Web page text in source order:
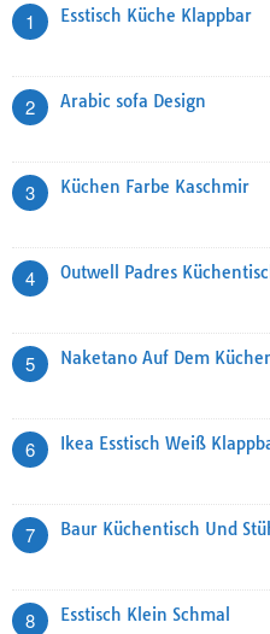
1 Esstisch Küche Klappbar
2 Arabic sofa Design
3 Küchen Farbe Kaschmir
4 Outwell Padres
5 Naketano Auf Dem
6 Ikea Esstisch Weiß
7 Baur Küchentisch Und
8 Esstisch Klein Schmal